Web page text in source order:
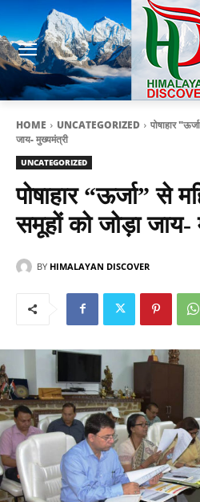
HOME UNCATEGORIZED
पोषाहार
जाय- मुख्यमंत्री
UNCATEGORIZED
पोषाहार “ऊर्जा” से
समूहों को जोड़ा जाय-
BY HIMALAYAN DISCOVER